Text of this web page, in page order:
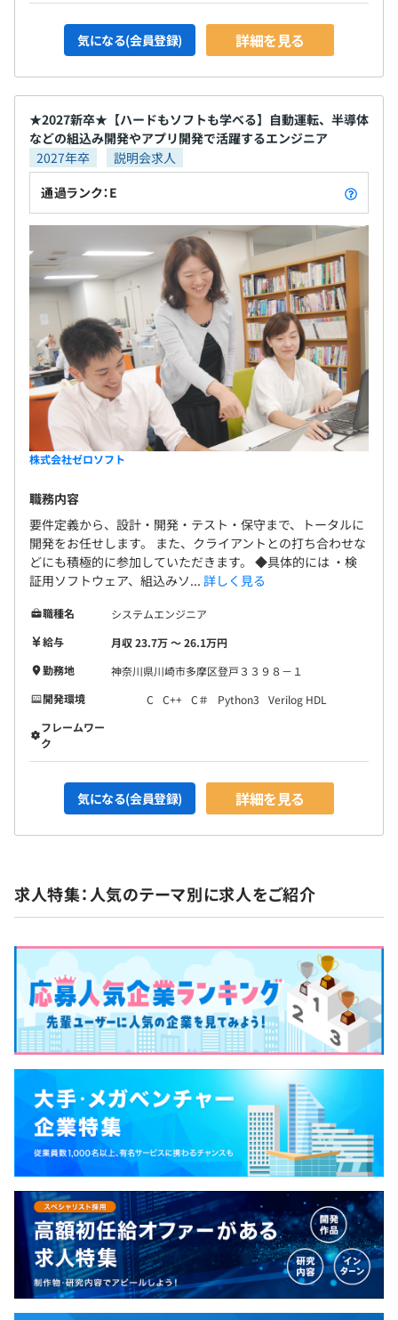
気になる(会員登録) 詳細を見る
★2027新卒★【ハードもソフトも学べる】自動運転、半導体
などの組込み開発やアプリ開発で活躍するエンジニア
2027年卒
説明会求人
通過ランク：E
株式会社ゼロソフト
職務内容
要件定義から、設計・開発・テスト・保守まで、トータルに
開発をお任せします。 また、クライアントとの打ち合わせな
どにも積極的に参加していただきます。 ◆具体的には ・検
証用ソフトウェア、組込みソ... 詳しく見る
職種名
システムエンジニア
給与
月収 23.7万 〜 26.1万円
勤務地
神奈川県川崎市多摩区登戸３３９８－１
開発環境
C C++ C＃ Python3
Verilog HDL
フレームワー
ク
気になる(会員登録) 詳細を見る
求人特集：人気のテーマ別に求人をご紹介